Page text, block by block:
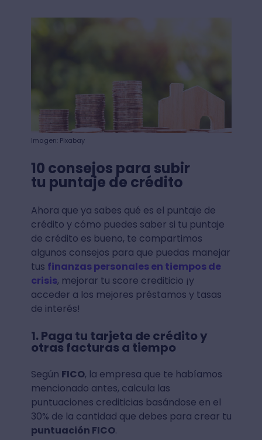
Imagen: Pixabay
10 consejos para subir
tu puntaje de crédito
Ahora que ya sabes qué es el puntaje de
crédito y cómo puedes saber si tu puntaje
de crédito es bueno, te compartimos
algunos consejos para que puedas manejar
tus finanzas personales en tiempos de
crisis, mejorar tu score crediticio ¡y
acceder a los mejores préstamos y tasas
de interés!
1. Paga tu tarjeta de crédito y
otras facturas a tiempo
Según FICO, la empresa que te habíamos
mencionado antes, calcula las
puntuaciones crediticias basándose en el
30% de la cantidad que debes para crear tu
puntuación FICO.